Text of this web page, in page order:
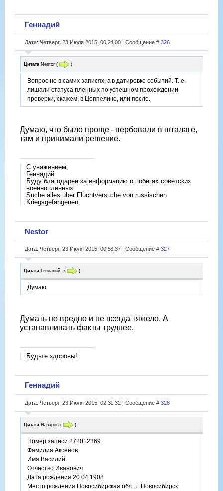
Геннадий
Дата: Четверг, 23 Июля 2015, 00:24:00 | Сообщение # 326
Цитата Nestor ( )
Вопрос не в самих записях, а в датировке событий. Т. е.
лишали статуса пленных по успешном прохождении
проверки, скажем, в Цеппелине, или после.
Думаю, что было проще - вербовали в шталаге,
там и принимали решение.
С уважением,
Геннадий
Буду благодарен за информацию о побегах советских
военнопленных
Suche alles über Fluchtversuche von russischen
Kriegsgefangenen.
Nestor
Дата: Четверг, 23 Июля 2015, 00:58:37 | Сообщение # 327
Цитата Геннадий_ ( )
Думаю
Думать не вредно и не всегда тяжело. А
устанавливать факты труднее.
Будьте здоровы!
Геннадий
Дата: Четверг, 23 Июля 2015, 02:31:32 | Сообщение # 328
Цитата Назаров ( )
Номер записи 272012369
Фамилия Аксенов
Имя Василий
Отчество Иванович
Дата рождения 20.04.1908
Место рождения Новосибирская обл., г. Новосибирск